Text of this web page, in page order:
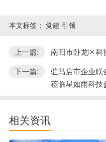
本文标签： 党建 引领
上一篇: 南阳市卧龙区科
下一篇:
驻马店市企业联
莅临星如雨科技
相关资讯